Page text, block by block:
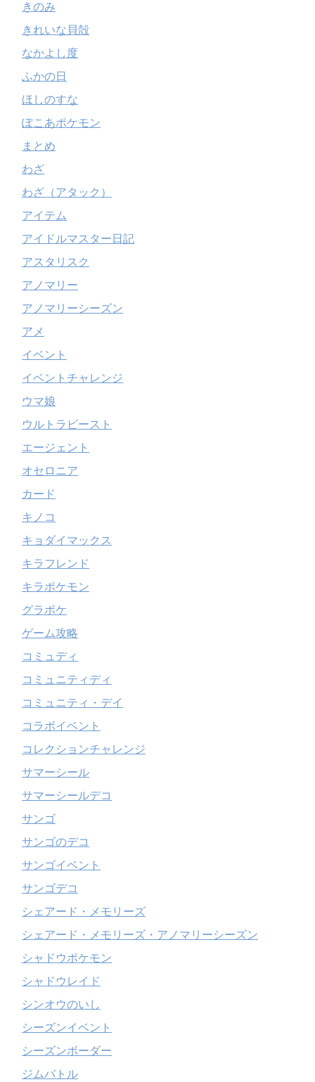
きのみ
きれいな貝殻
なかよし度
ふかの日
ほしのすな
ぽこあポケモン
まとめ
わざ
わざ（アタック）
アイテム
アイドルマスター日記
アスタリスク
アノマリー
アノマリーシーズン
アメ
イベント
イベントチャレンジ
ウマ娘
ウルトラビースト
エージェント
オセロニア
カード
キノコ
キョダイマックス
キラフレンド
キラポケモン
グラポケ
ゲーム攻略
コミュディ
コミュニティディ
コミュニティ・デイ
コラボイベント
コレクションチャレンジ
サマーシール
サマーシールデコ
サンゴ
サンゴのデコ
サンゴイベント
サンゴデコ
シェアード・メモリーズ
シェアード・メモリーズ・アノマリーシーズン
シャドウポケモン
シャドウレイド
シンオウのいし
シーズンイベント
シーズンボーダー
ジムバトル